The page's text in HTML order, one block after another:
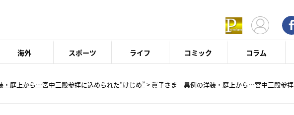
海外 スポーツ ライフ コミック コラム
庭上から…宮中三殿参拝に込められた“けじめ”> 眞子さま 異例の洋装・庭上から…宮中三殿参拝